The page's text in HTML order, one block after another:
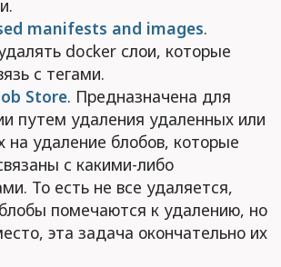
manifests and images.
docker слои, которые
с тегами.
Store. Предназначена для
путем удаления удаленных или
на удаление блобов, которые
с какими-либо
То есть не все удаляется,
помечаются к удалению, но
эта задача окончательно их